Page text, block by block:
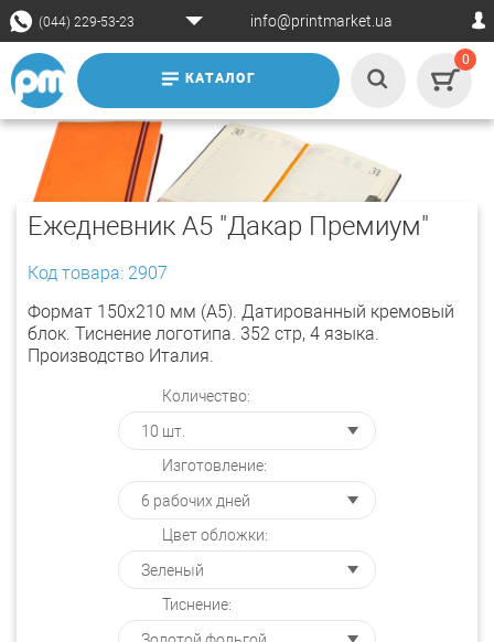
(044) 229-53-23 info@printmarket.ua
КАТАЛОГ
0
Ежедневник А5 "Дакар Премиум"
Код товара: 2907
Формат 150х210 мм (А5). Датированный кремовый
блок. Тиснение логотипа. 352 стр, 4 языка.
Производство Италия.
Количество:
Изготовление:
Цвет обложки:
Тиснение: